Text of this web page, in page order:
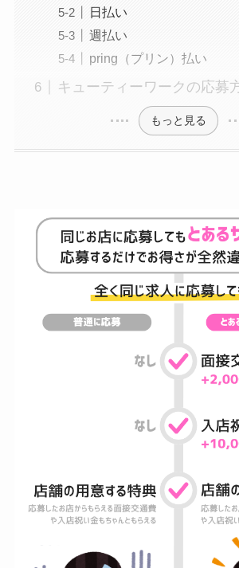
日払い
週払い
pring（プリン）払い
キューティーワークの応募
もっと見る